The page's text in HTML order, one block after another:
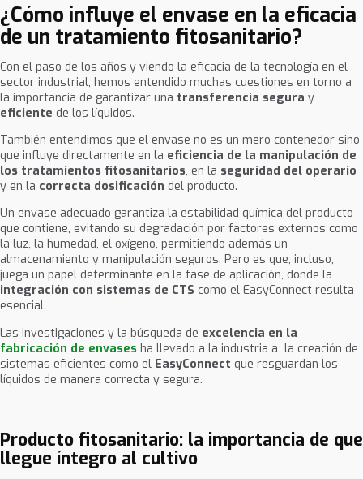
¿Cómo influye el envase en la eficacia
de un tratamiento fitosanitario?
Con el paso de los años y viendo la eficacia de la tecnología en el
sector industrial, hemos entendido muchas cuestiones en torno a
la importancia de garantizar una transferencia segura y
eficiente de los líquidos.
También entendimos que el envase no es un mero contenedor sino
que influye directamente en la eficiencia de la manipulación de
los tratamientos fitosanitarios, en la seguridad del operario
y en la correcta dosificación del producto.
Un envase adecuado garantiza la estabilidad química del producto
que contiene, evitando su degradación por factores externos como
la luz, la humedad, el oxígeno, permitiendo además un
almacenamiento y manipulación seguros. Pero es que, incluso,
juega un papel determinante en la fase de aplicación, donde la
integración con sistemas de CTS como el EasyConnect resulta
esencial
Las investigaciones y la búsqueda de excelencia en la
fabricación de envases ha llevado a la industria a la creación de
sistemas eficientes como el EasyConnect que resguardan los
líquidos de manera correcta y segura.
Producto fitosanitario: la importancia de que
llegue íntegro al cultivo